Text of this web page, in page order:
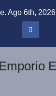
Ago 6th, 2026